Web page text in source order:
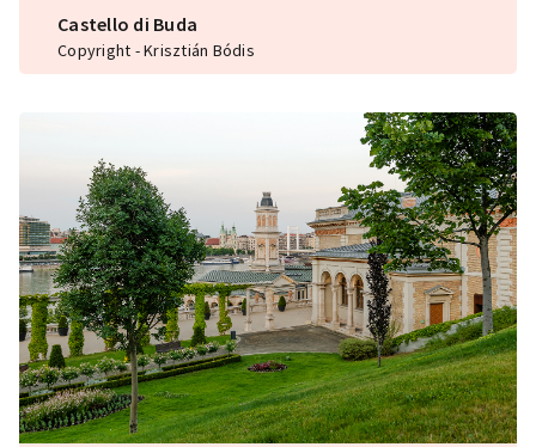
Castello di Buda
Copyright - Krisztián Bódis